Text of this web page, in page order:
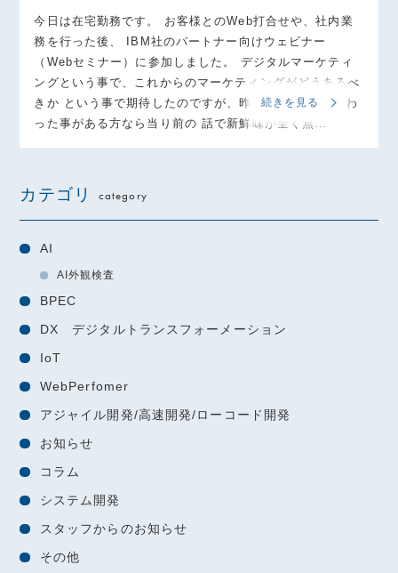
今日は在宅勤務です。 お客様とのWeb打合せや、社内業
務を行った後、 IBM社のパートナー向けウェビナー
（Webセミナー）に参加しました。 デジタルマーケティ
ングという事で、これからのマーケティングがどうあるべ
きか という事で期待したのですが、昨今のHP作成に携わ
った事がある方なら当り前の 話で新鮮味が全く無…
続きを見る
カテゴリ category
AI
AI外観検査
BPEC
DX デジタルトランスフォーメーション
IoT
WebPerfomer
アジャイル開発/高速開発/ローコード開発
お知らせ
コラム
システム開発
スタッフからのお知らせ
その他